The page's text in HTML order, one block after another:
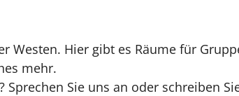
Westen. Hier gibt es Räume für
mehr.
Sie uns an oder schreiben